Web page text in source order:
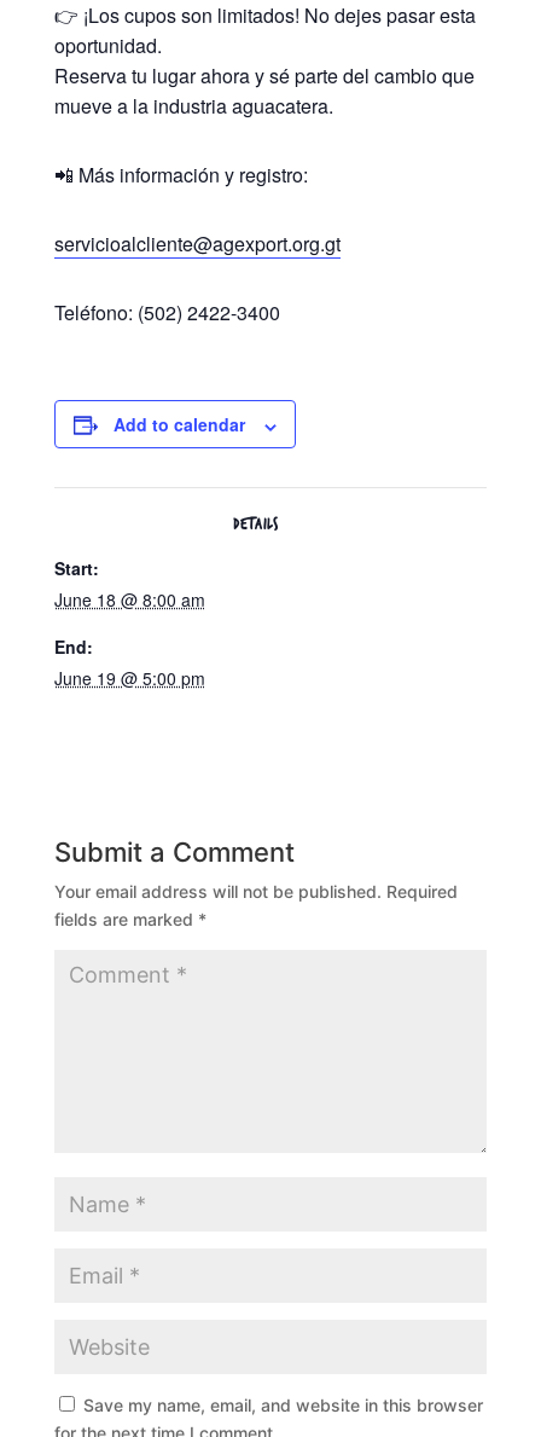
👉 ¡Los cupos son limitados! No dejes pasar esta
oportunidad.
Reserva tu lugar ahora y sé parte del cambio que
mueve a la industria aguacatera.
📲 Más información y registro:
servicioalcliente@agexport.org.gt
Teléfono: (502) 2422-3400
Add to calendar
DETAILS
Start:
June 18 @ 8:00 am
End:
June 19 @ 5:00 pm
Submit a Comment
Your email address will not be published. Required
fields are marked *
Save my name, email, and website in this browser